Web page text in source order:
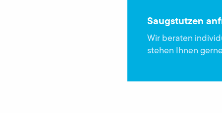
Saugstutzen
Wir beraten
stehen Ihnen